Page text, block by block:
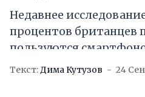
Недавнее
процентов британцев
пользуются
восемь процентов
Текст:Дима Кутузов 24